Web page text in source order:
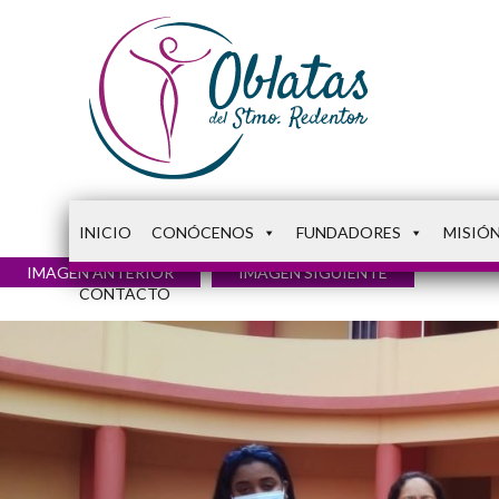
INICIO CONÓCENOS FUNDADORES MISIÓN
CONTACTO
IMAGEN ANTERIOR IMAGEN SIGUIENTE